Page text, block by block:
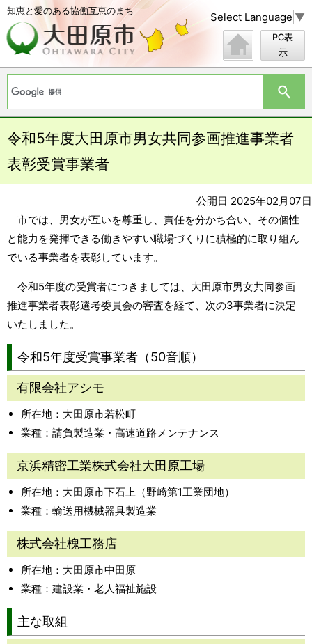
知恵と愛のある協働互恵のまち Select Language ▼
PC表
示
令和5年度大田原市男女共同参画推進事業者
表彰受賞事業者
公開日 2025年02月07日
市では、男女が互いを尊重し、責任を分かち合い、その個性
と能力を発揮できる働きやすい職場づくりに積極的に取り組ん
でいる事業者を表彰しています。
令和5年度の受賞者につきましては、大田原市男女共同参画
推進事業者表彰選考委員会の審査を経て、次の3事業者に決定
いたしました。
令和5年度受賞事業者（50音順）
有限会社アシモ
所在地：大田原市若松町
業種：請負製造業・高速道路メンテナンス
京浜精密工業株式会社大田原工場
所在地：大田原市下石上（野崎第1工業団地）
業種：輸送用機械器具製造業
株式会社槐工務店
所在地：大田原市中田原
業種：建設業・老人福祉施設
主な取組